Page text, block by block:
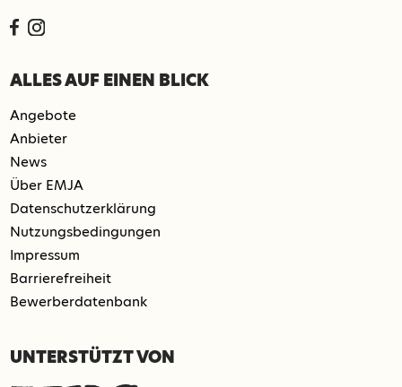
UNTERSTÜTZT VON
ALLES AUF EINEN BLICK
Angebote
Anbieter
News
Über EMJA
Datenschutzerklärung
Nutzungsbedingungen
Impressum
Barrierefreiheit
Bewerberdatenbank